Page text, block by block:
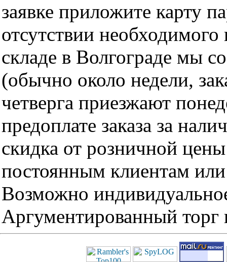
заявке приложите карту
отсутствии
складе в Волгограде мы
(обычно около недели,
четверга приезжают
предоплате заказа за
скидка от розничной
постоянным клиентам
Возможно
Аргументированный торг